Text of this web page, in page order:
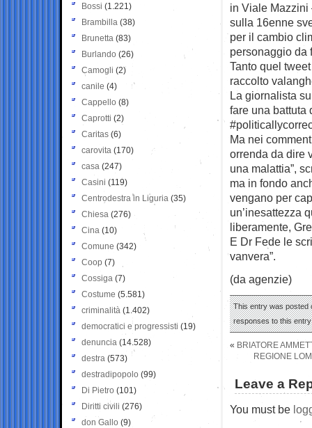
in Viale
sulla 16enne
per il cambio
personaggio da
Tanto quel
raccolto
La giornalista
fare una battuta
Ma nei
orrenda da dire
una malattia”,
ma in fondo
vengano per
un’inesattezza
liberamente,
E Dr Fede le
vanvera”.
(da agenzie)
This entry was posted
responses to this
« BRIATORE
REGIONE
Leave a
You must be
Bossi (1.221)
Brambilla (38)
Brunetta (83)
Burlando (26)
Camogli (2)
canile (4)
Cappello (8)
Caprotti (2)
Caritas (6)
carovita (170)
casa (247)
Casini (119)
Centrodestra in Liguria (35)
Chiesa (276)
Cina (10)
Comune (342)
Coop (7)
Cossiga (7)
Costume (5.581)
criminalità (1.402)
democratici e progressisti (19)
denuncia (14.528)
destra (573)
destradipopolo (99)
Di Pietro (101)
Diritti civili (276)
don Gallo (9)